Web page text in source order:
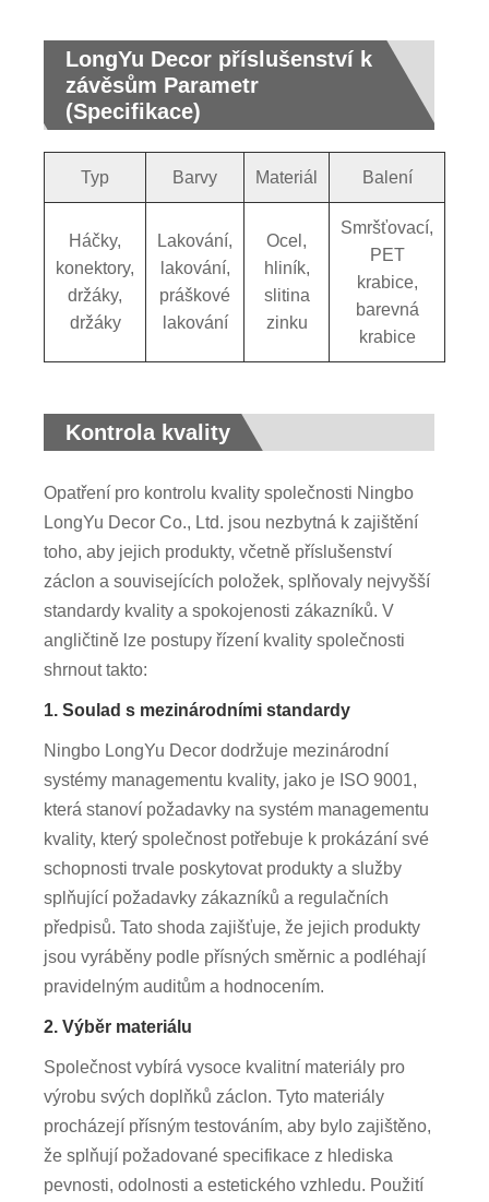
LongYu Decor příslušenství k
závěsům Parametr
(Specifikace)
Typ Barvy Materiál Balení
Háčky,
konektory,
držáky,
držáky
Lakování,
lakování,
práškové
lakování
Ocel,
hliník,
slitina
zinku
Smršťovací,
PET
krabice,
barevná
krabice
Kontrola kvality
Opatření pro kontrolu kvality společnosti Ningbo
LongYu Decor Co., Ltd. jsou nezbytná k zajištění
toho, aby jejich produkty, včetně příslušenství
záclon a souvisejících položek, splňovaly nejvyšší
standardy kvality a spokojenosti zákazníků. V
angličtině lze postupy řízení kvality společnosti
shrnout takto:
1. Soulad s mezinárodními standardy
Ningbo LongYu Decor dodržuje mezinárodní
systémy managementu kvality, jako je ISO 9001,
která stanoví požadavky na systém managementu
kvality, který společnost potřebuje k prokázání své
schopnosti trvale poskytovat produkty a služby
splňující požadavky zákazníků a regulačních
předpisů. Tato shoda zajišťuje, že jejich produkty
jsou vyráběny podle přísných směrnic a podléhají
pravidelným auditům a hodnocením.
2. Výběr materiálu
Společnost vybírá vysoce kvalitní materiály pro
výrobu svých doplňků záclon. Tyto materiály
procházejí přísným testováním, aby bylo zajištěno,
že splňují požadované specifikace z hlediska
pevnosti, odolnosti a estetického vzhledu. Použití